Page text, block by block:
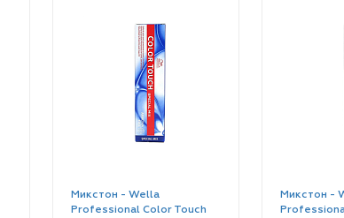
Микстон - Wella
Professional Color Touch
Микстон -